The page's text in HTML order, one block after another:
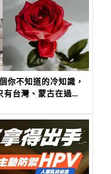
你不知道的冷知識，
有台灣、蒙古在過